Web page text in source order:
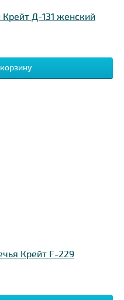
Д-131 женский
Крейт F-229